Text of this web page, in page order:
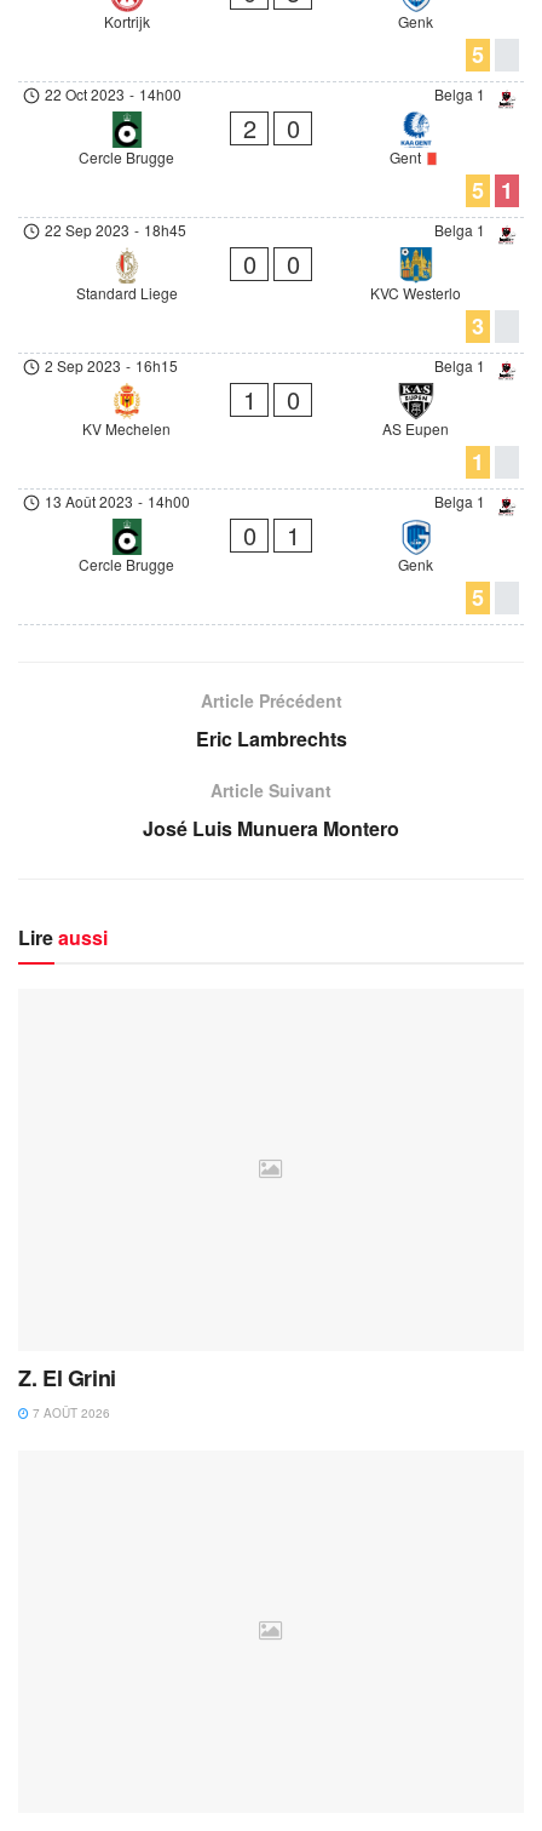
Kortrijk Genk
5
Belga 1
22 Oct 2023 - 14h00
Cercle Brugge
2 0
Gent
5 1
Belga 1
22 Sep 2023 - 18h45
Standard Liege
0 0
KVC Westerlo
3
Belga 1
2 Sep 2023 - 16h15
KV Mechelen
1 0
AS Eupen
1
Belga 1
13 Août 2023 - 14h00
Cercle Brugge
0 1
Genk
5
Article Précédent
Eric Lambrechts
Article Suivant
José Luis Munuera Montero
Lireaussi
Z. El Grini
7 AOÛT 2026